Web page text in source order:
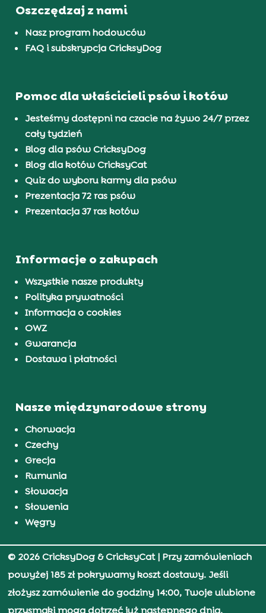
Oszczędzaj z nami
Nasz program hodowców
FAQ i subskrypcja CricksyDog
Pomoc dla właścicieli psów i kotów
Jesteśmy dostępni na czacie na żywo 24/7 przez
cały tydzień
Blog dla psów CricksyDog
Blog dla kotów CricksyCat
Quiz do wyboru karmy dla psów
Prezentacja 72 ras psów
Prezentacja 37 ras kotów
Informacje o zakupach
Wszystkie nasze produkty
Polityka prywatności
Informacja o cookies
OWZ
Gwarancja
Dostawa i płatności
Nasze międzynarodowe strony
Chorwacja
Czechy
Grecja
Rumunia
Słowacja
Słowenia
Węgry
© 2026 CricksyDog & CricksyCat| Przy zamówieniach
powyżej 185 zł pokrywamy koszt dostawy. Jeśli
złożysz zamówienie do godziny 14:00, Twoje ulubione
przysmaki mogą dotrzeć już następnego dnia.